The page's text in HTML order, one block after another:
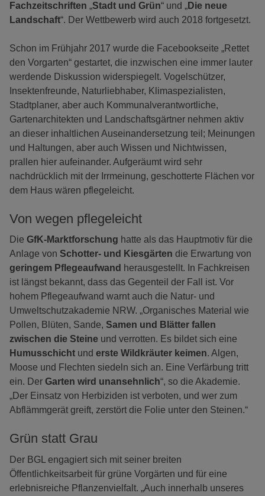
Fachzeitschriften „Stadt und Grün“ und „Die neue
Landschaft“. Der Wettbewerb wird auch 2018 fortgesetzt.
Schon im Frühjahr 2017 wurde die Facebookseite „Rettet
den Vorgarten“ gestartet, die inzwischen eine immer lauter
werdende Diskussion widerspiegelt. Vogelschützer,
Insektenfreunde, Naturliebhaber, Klimaspezialisten,
Stadtplaner, aber auch Kommunalverantwortliche,
Gartenarchitekten und Landschaftsgärtner nehmen aktiv
an dieser inhaltlichen Auseinandersetzung teil; Meinungen
und Haltungen, aber auch Wissen und Nichtwissen,
prallen hier aufeinander. Aufgeräumt wird sehr
nachdrücklich mit der Irrmeinung, geschotterte Flächen vor
dem Haus wären pflegeleicht.
Von wegen pflegeleicht
Die GfK-Marktforschung hatte als das Hauptmotiv für die
Anlage von Schotter- und Kiesgärten die Erwartung von
geringem Pflegeaufwand herausgestellt. In Fachkreisen
ist längst bekannt, dass das Gegenteil der Fall ist. Vor
hohem Pflegeaufwand warnt auch die Natur- und
Umweltschutzakademie NRW. „Organisches Material wie
Pollen, Blüten, Sande, Samen und Blätter fallen
zwischen die Steine und verrotten. Es bildet sich eine
Humusschicht und erste Wildkräuter keimen. Algen,
Moose und Flechten siedeln sich an. Eine Verfärbung tritt
ein. Der Garten wird unansehnlich“, so die Akademie.
„Der Einsatz von Herbiziden ist verboten, und wer zum
Abflämmgerät greift, zerstört die Folie unter den Steinen.“
Grün statt Grau
Der BGL engagiert sich mit seiner breiten
Öffentlichkeitsarbeit für grüne Vorgärten und für eine
erlebnisreiche Pflanzenvielfalt. „Auch innerhalb unseres